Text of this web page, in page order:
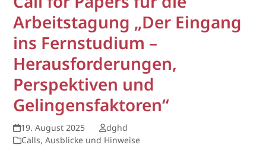
Arbeitstagung „Der Eingang
ins Fernstudium –
Herausforderungen,
Perspektiven und
Gelingensfaktoren“
19. August 2025
dghd
Calls, Ausblicke und Hinweise